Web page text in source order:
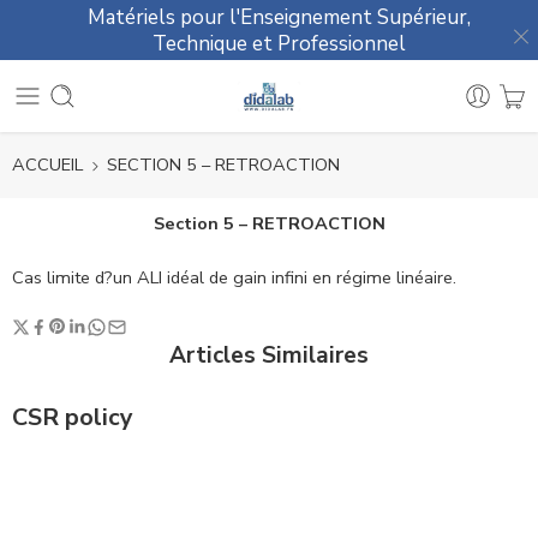
Matériels pour l'Enseignement Supérieur,
Technique et Professionnel
ACCUEIL SECTION 5 – RETROACTION
Section 5 – RETROACTION
Cas limite d?un ALI idéal de gain infini en régime linéaire.
Articles Similaires
CSR policy